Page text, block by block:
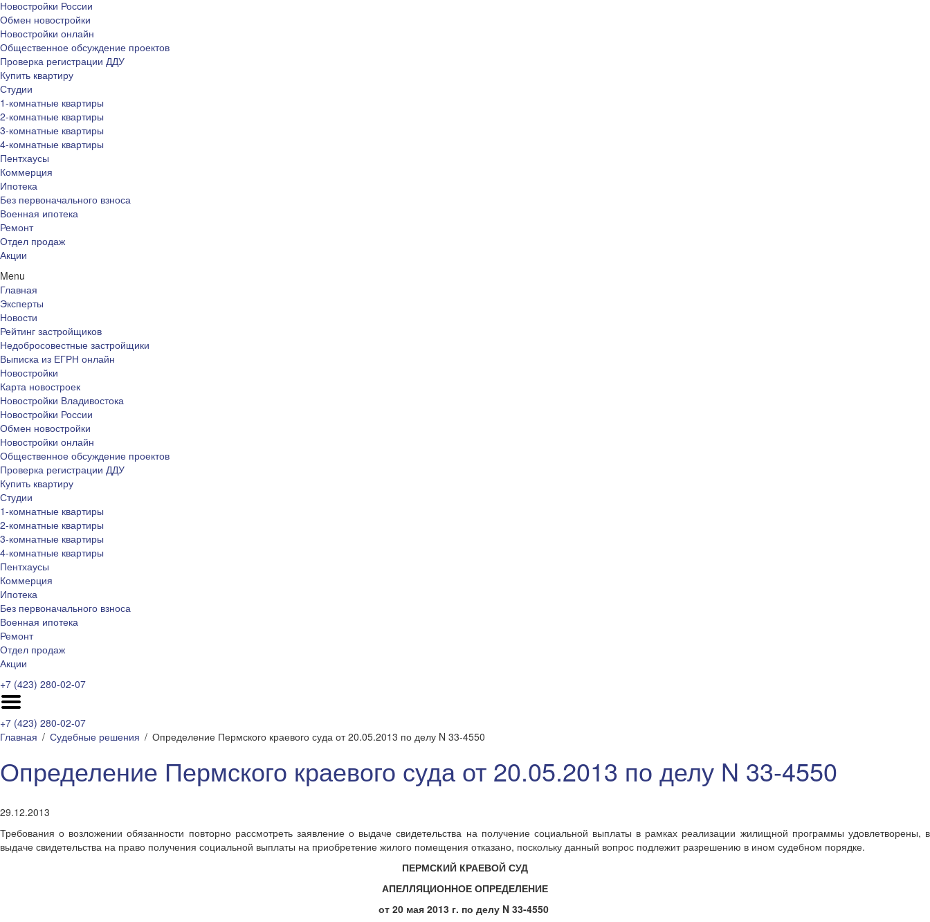
Новостройки России
Обмен новостройки
Новостройки онлайн
Общественное обсуждение проектов
Проверка регистрации ДДУ
Купить квартиру
Студии
1-комнатные квартиры
2-комнатные квартиры
3-комнатные квартиры
4-комнатные квартиры
Пентхаусы
Коммерция
Ипотека
Без первоначального взноса
Военная ипотека
Ремонт
Отдел продаж
Акции
Menu
Главная
Эксперты
Новости
Рейтинг застройщиков
Недобросовестные застройщики
Выписка из ЕГРН онлайн
Новостройки
Карта новостроек
Новостройки Владивостока
Новостройки России
Обмен новостройки
Новостройки онлайн
Общественное обсуждение проектов
Проверка регистрации ДДУ
Купить квартиру
Студии
1-комнатные квартиры
2-комнатные квартиры
3-комнатные квартиры
4-комнатные квартиры
Пентхаусы
Коммерция
Ипотека
Без первоначального взноса
Военная ипотека
Ремонт
Отдел продаж
Акции
+7 (423) 280-02-07
+7 (423) 280-02-07
Главная
Судебные решения Определение Пермского краевого суда от 20.05.2013 по делу N 33-4550
Определение Пермского краевого суда от 20.05.2013 по делу N 33-4550
29.12.2013
Требования о возложении обязанности повторно рассмотреть заявление о выдаче свидетельства на получение социальной выплаты в рамках реализации жилищной программы удовлетворены, в
выдаче свидетельства на право получения социальной выплаты на приобретение жилого помещения отказано, поскольку данный вопрос подлежит разрешению в ином судебном порядке.
ПЕРМСКИЙ КРАЕВОЙ СУД
АПЕЛЛЯЦИОННОЕ ОПРЕДЕЛЕНИЕ
от 20 мая 2013 г. по делу N 33-4550